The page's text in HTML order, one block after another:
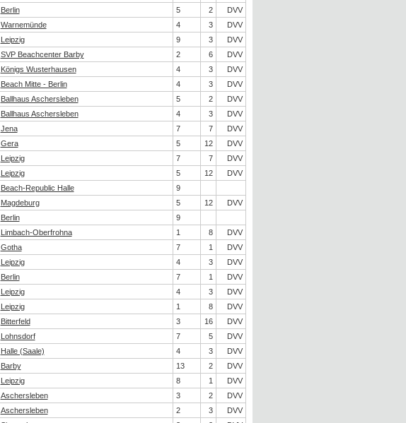
Berlin 5 2
DVV
Warnemünde 4 3
DVV
Leipzig 9 3
DVV
SVP Beachcenter Barby 2 6
DVV
Königs Wusterhausen 4 3
DVV
Beach Mitte - Berlin 4 3
DVV
Ballhaus Aschersleben 5 2
DVV
Ballhaus Aschersleben 4 3
DVV
Jena 7 7
DVV
Gera 5 12
DVV
Leipzig 7 7
DVV
Leipzig 5 12
DVV
Beach-Republic Halle
9
Magdeburg 5 12
DVV
Berlin
9
Limbach-Oberfrohna 1 8
DVV
Gotha 7 1
DVV
Leipzig 4 3
DVV
Berlin 7 1
DVV
Leipzig 4 3
DVV
Leipzig 1 8
DVV
Bitterfeld 3 16
DVV
Lohnsdorf 7 5
DVV
Halle (Saale) 4 3
DVV
Barby 13 2
DVV
Leipzig 8 1
DVV
Aschersleben 3 2
DVV
Aschersleben 2 3
DVV